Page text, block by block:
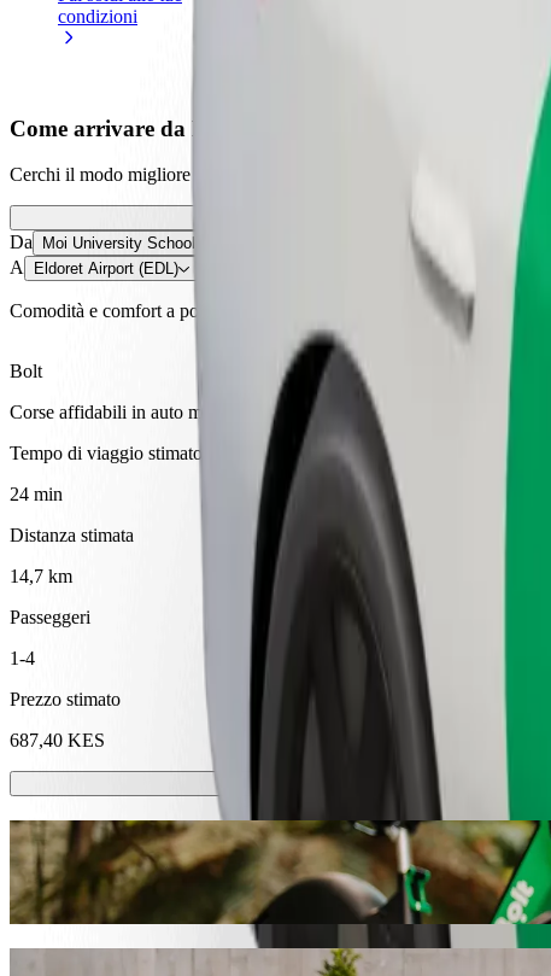
condizioni
Come arrivare da Moi University School of Law-
Cerchi il modo migliore per arrivare da Moi University School of
Da Moi University School of Law-Annex
A Eldoret Airport (EDL)
Comodità e comfort a portata di clic!
Bolt
Corse affidabili in auto medie di uso quotidiano.
Tempo di viaggio stimato
24 min
Distanza stimata
14,7 km
Passeggeri
1-4
Prezzo stimato
687,40 KES
Monopattini o bici elettriche
Muoviti a Kitale con monopattini o bici elettriche
Ottieni l'applicazione Bolt
Vai da Moi University School of Law-